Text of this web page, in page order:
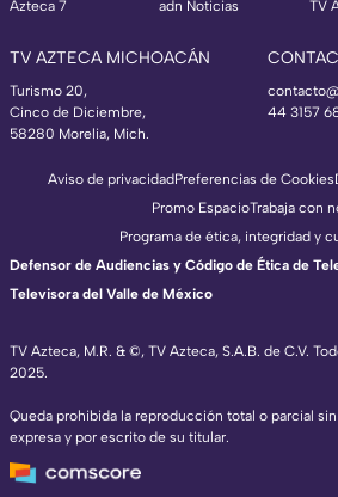
Azteca 7
adn Noticias
TV
TV AZTECA MICHOACÁN
Turismo 20,
Cinco de Diciembre,
58280 Morelia, Mich.
44 3157
TV Azteca, M.R. & ©, TV Azteca, S.A.B. de C.V.
2025.
Queda prohibida la reproducción total o parcial
expresa y por escrito de su titular.
Aviso de privacidadPreferencias de Cookies
Promo EspacioTrabaja con
Programa de ética, integridad y
Defensor de Audiencias y Código de Ética de
Televisora del Valle de México